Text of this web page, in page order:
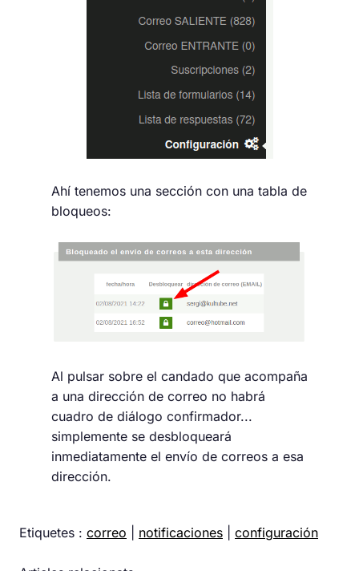
Ahí tenemos una sección con una tabla de
bloqueos:
Al pulsar sobre el candado que acompaña
a una dirección de correo no habrá
cuadro de diálogo confirmador...
simplemente se desbloqueará
inmediatamente el envío de correos a esa
dirección.
Etiquetes : correo notificaciones configuración